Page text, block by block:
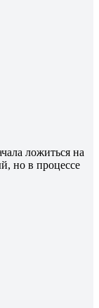
ложиться на
но в процессе